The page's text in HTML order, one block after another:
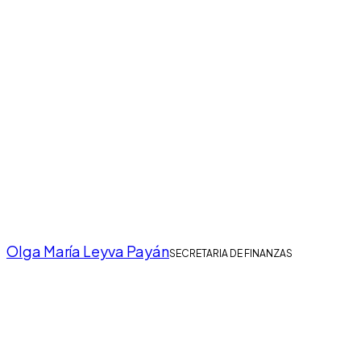
Olga María Leyva PayánSECRETARIA DE FINANZAS